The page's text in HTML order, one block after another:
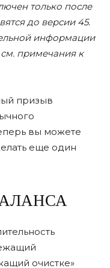
только после
до версии 45.
информации
примечания к
призыв
вы можете
еще один
очистке»